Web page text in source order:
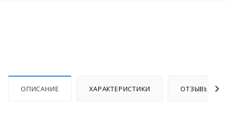
ОПИСАНИЕ ХАРАКТЕРИСТИКИ ОТЗЫВЫ